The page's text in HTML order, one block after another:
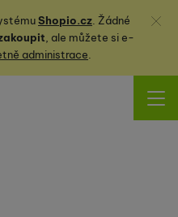
Shopio.cz. Žádné
, ale můžete sie-
administrace.
Zavřít